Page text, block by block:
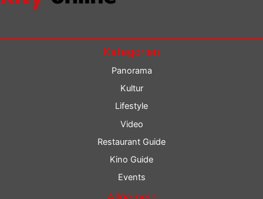
Kategorien
Panorama
Kultur
Lifestyle
Video
Restaurant Guide
Kino Guide
Events